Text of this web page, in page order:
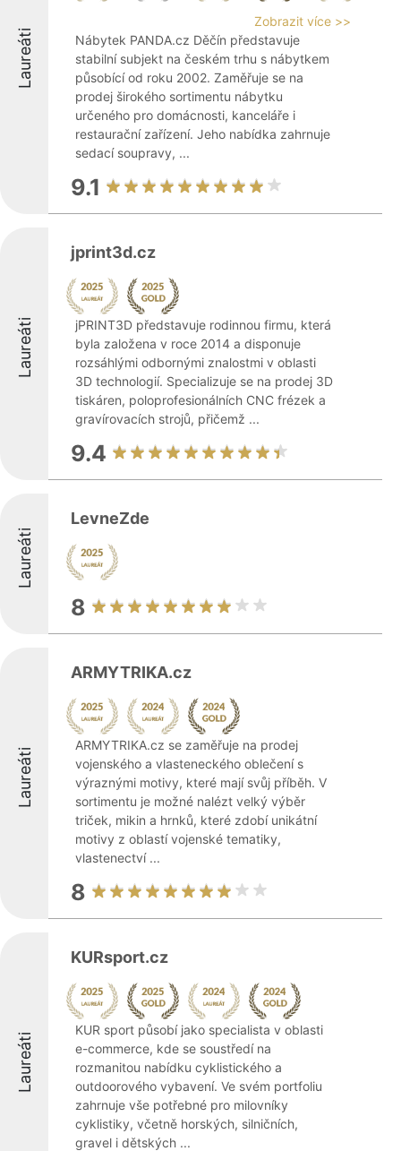
Laureáti
Zobrazit více >>
Nábytek PANDA.cz Děčín představuje
stabilní subjekt na českém trhu s nábytkem
působící od roku 2002. Zaměřuje se na
prodej širokého sortimentu nábytku
určeného pro domácnosti, kanceláře i
restaurační zařízení. Jeho nabídka zahrnuje
sedací soupravy, ...
9.1
Laureáti
jprint3d.cz
jPRINT3D představuje rodinnou firmu, která
byla založena v roce 2014 a disponuje
rozsáhlými odbornými znalostmi v oblasti
3D technologií. Specializuje se na prodej 3D
tiskáren, poloprofesionálních CNC frézek a
gravírovacích strojů, přičemž ...
9.4
Laureáti
LevneZde
8
Laureáti
ARMYTRIKA.cz
ARMYTRIKA.cz se zaměřuje na prodej
vojenského a vlasteneckého oblečení s
výraznými motivy, které mají svůj příběh. V
sortimentu je možné nalézt velký výběr
triček, mikin a hrnků, které zdobí unikátní
motivy z oblastí vojenské tematiky,
vlastenectví ...
8
Laureáti
KURsport.cz
KUR sport působí jako specialista v oblasti
e-commerce, kde se soustředí na
rozmanitou nabídku cyklistického a
outdoorového vybavení. Ve svém portfoliu
zahrnuje vše potřebné pro milovníky
cyklistiky, včetně horských, silničních,
gravel i dětských ...